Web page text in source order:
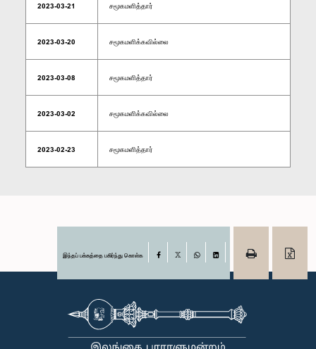
2023-03-21 சமூகமளித்தார்
2023-03-20 சமூகமளிக்கவில்லை
2023-03-08 சமூகமளித்தார்
2023-03-02 சமூகமளிக்கவில்லை
2023-02-23 சமூகமளித்தார்
இந்தப் பக்கத்தை பகிர்ந்து கொள்க Facebook